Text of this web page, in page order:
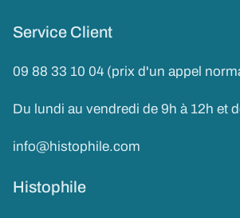
Service Client
09 88 33 10 04 (prix d'un appel
Du lundi au vendredi de 9h à 12h et
info@histophile.com
Histophile